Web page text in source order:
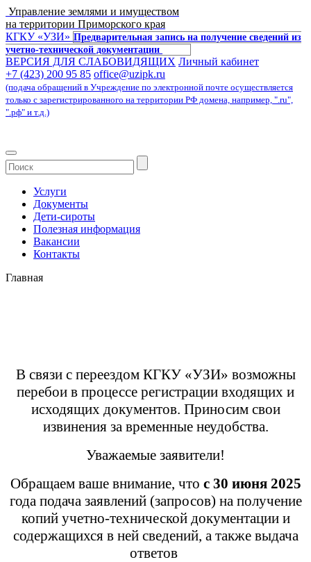
Управление землями и имуществом
на территории Приморского края
КГКУ «УЗИ» Предварительная запись на получение сведений из
учетно-технической документации
ВЕРСИЯ ДЛЯ СЛАБОВИДЯЩИХ Личный кабинет
+7 (423) 200 95 85 office@uzipk.ru
(подача обращений в Учреждение по электронной почте осуществляется
только с зарегистрированного на территории РФ домена, например, ".ru",
".рф" и т.д.)
Услуги
Документы
Дети-сироты
Полезная информация
Вакансии
Контакты
Главная
В связи с переездом КГКУ «УЗИ» возможны
перебои в процессе регистрации входящих и
исходящих документов. Приносим свои
извинения за временные неудобства.
Уважаемые заявители!
Обращаем ваше внимание, что с 30 июня 2025
года подача заявлений (запросов) на получение
копий учетно-технической документации и
содержащихся в ней сведений, а также выдача
ответов